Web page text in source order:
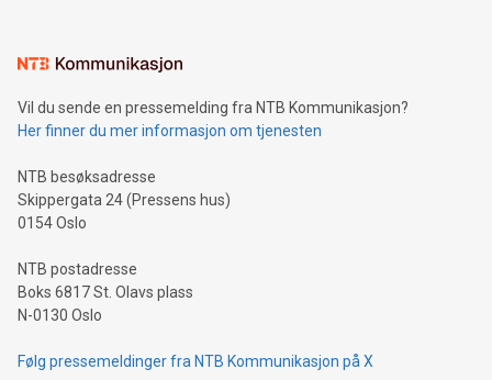
Vil du sende en pressemelding fra NTB Kommunikasjon?
Her finner du mer informasjon om tjenesten
NTB besøksadresse
Skippergata 24 (Pressens hus)
0154 Oslo
NTB postadresse
Boks 6817 St. Olavs plass
N-0130 Oslo
Følg pressemeldinger fra NTB Kommunikasjon på X